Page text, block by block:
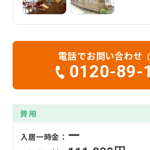
電話でお問い合わせ
0120-89-
費用
入居一時金： ー